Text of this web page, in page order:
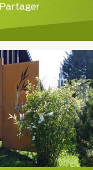
Partager